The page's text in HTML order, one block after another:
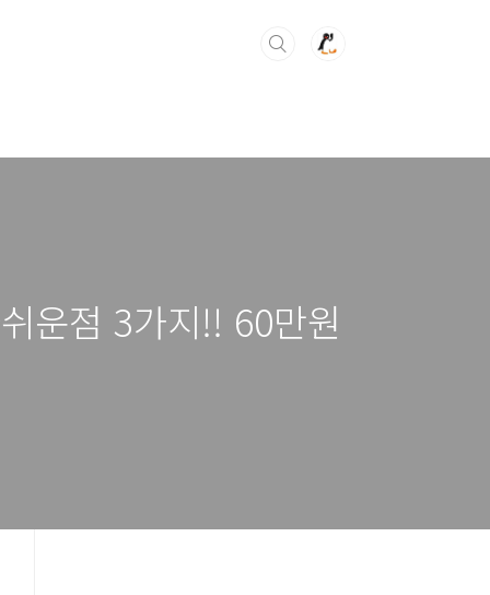
운점 3가지!! 60만원